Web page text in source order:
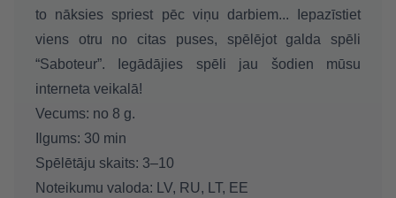
to nāksies spriest pēc viņu darbiem... Iepazīstiet
viens otru no citas puses, spēlējot galda spēli
“Saboteur”. Iegādājies spēli jau šodien mūsu
interneta veikalā!
Vecums: no 8 g.
Ilgums: 30 min
Spēlētāju skaits: 3–10
Noteikumu valoda: LV, RU, LT, EE